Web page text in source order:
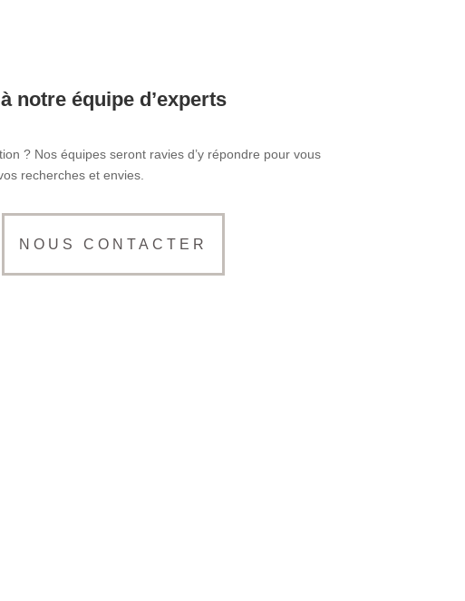
notre équipe d’experts
? Nos équipes seront ravies d’y répondre pour vous
recherches et envies.
NOUS CONTACTER